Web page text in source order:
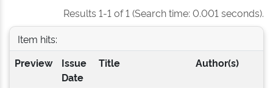
Results 1-1 of 1 (Search time: 0.001 seconds).
Item hits:
Preview
Issue
Date
Title Author(s)